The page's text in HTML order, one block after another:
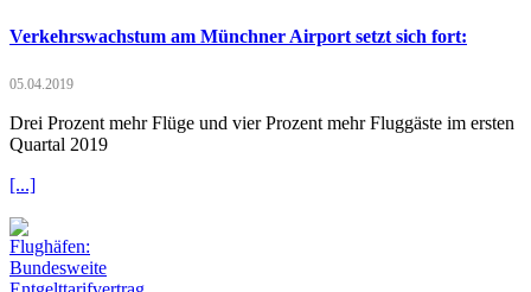
Verkehrswachstum am Münchner Airport setzt sich fort:
05.04.2019
Drei Prozent mehr Flüge und vier Prozent mehr Fluggäste im ersten
Quartal 2019
[...]